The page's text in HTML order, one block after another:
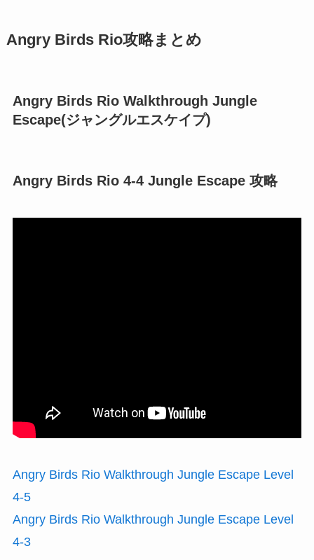
Angry Birds Rio攻略まとめ
Angry Birds Rio Walkthrough Jungle
Escape(ジャングルエスケイプ)
Angry Birds Rio 4-4 Jungle Escape 攻略
Angry Birds Rio Walkthrough Jungle Escape Level
4-5
Angry Birds Rio Walkthrough Jungle Escape Level
4-3